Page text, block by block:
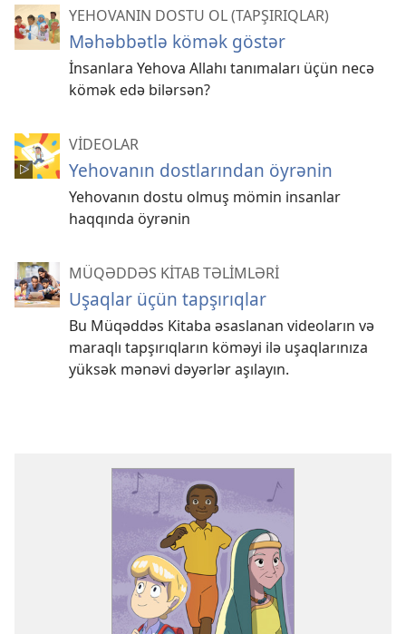
YEHOVANIN DOSTU OL (TAPŞIRIQLAR)
Məhəbbətlə kömək göstər
İnsanlara Yehova Allahı tanımaları üçün necə
kömək edə bilərsən?
VİDEOLAR
Yehovanın dostlarından öyrənin
Yehovanın dostu olmuş mömin insanlar
haqqında öyrənin
MÜQƏDDƏS KİTAB TƏLİMLƏRİ
Uşaqlar üçün tapşırıqlar
Bu Müqəddəs Kitaba əsaslanan videoların və
maraqlı tapşırıqların köməyi ilə uşaqlarınıza
yüksək mənəvi dəyərlər aşılayın.